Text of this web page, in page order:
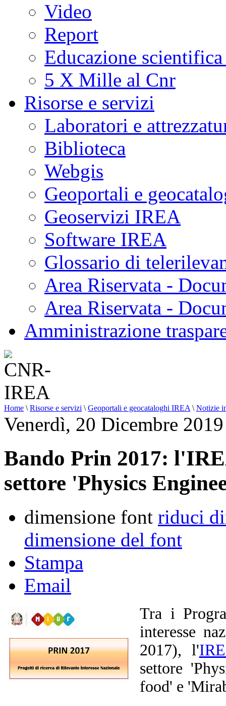
Video
Report
Educazione
5 X Mille al Cnr
Risorse e servizi
Laboratori e
Biblioteca
Webgis
Geoportali e
Geoservizi IREA
Software IREA
Glossario di
Area Riservata -
Area Riservata -
Amministrazione
Home \ Risorse e servizi \ Geoportali e geocataloghi IREA \ Notizie
Venerdì, 20 Dicembre
Bando Prin 2017:
settore 'Physics
dimensione font riduci
dimensione del font
Stampa
Email
Tra i
interesse
2017), l'
settore
food' e